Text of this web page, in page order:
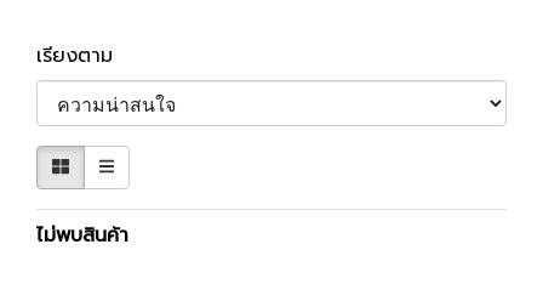
เรียงตาม
ไม่พบสินค้า